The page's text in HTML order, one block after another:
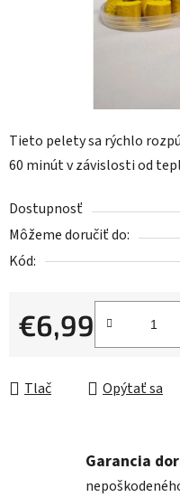
Tieto pelety sa rýchlo
60 minút v závislosti od
Dostupnosť
Môžeme doručiť do:
Kód:
€6,99
Jednotková cena:
Tlač Opýtať sa
Garancia